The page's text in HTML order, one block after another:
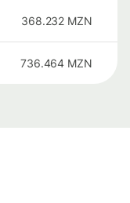
368.232 MZN
736.464 MZN